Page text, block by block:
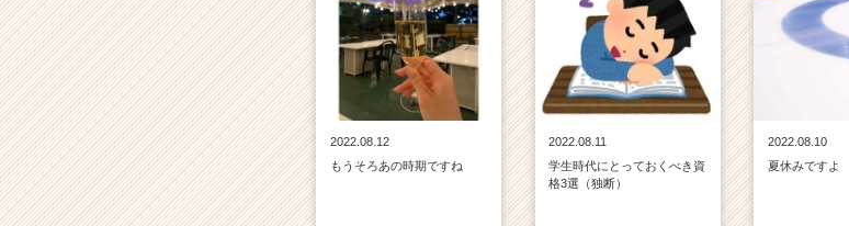
2022.08.12
もうそろあの時期ですね
2022.08.11
学生時代にとっておくべき資
格3選（独断）
2022.08.10
夏休みですよ